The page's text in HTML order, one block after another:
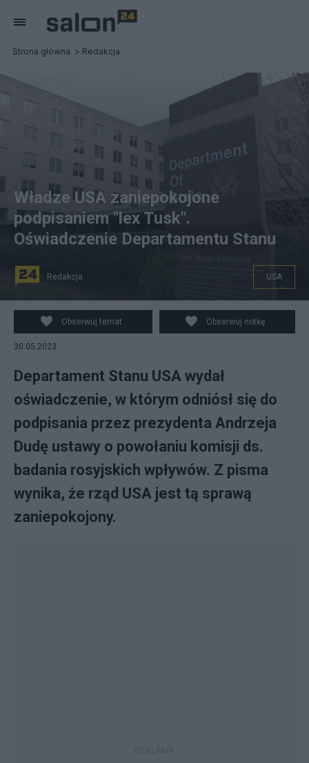
Strona główna Redakcja
Departament Stanu USA zaniepokojony potencjalnymi
nadużyciami komisji ds. badania rosyjskich wpływów.
Władze USA zaniepokojone
podpisaniem "lex Tusk".
Oświadczenie Departamentu Stanu
Redakcja USA
Obserwuj temat Obserwuj notkę
30.05.2023
Departament Stanu USA wydał
oświadczenie, w którym odniósł się do
podpisania przez prezydenta Andrzeja
Dudę ustawy o powołaniu komisji ds.
badania rosyjskich wpływów. Z pisma
wynika, że rząd USA jest tą sprawą
zaniepokojony.